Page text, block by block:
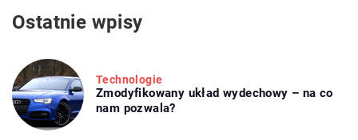
Ostatnie wpisy
Technologie
Zmodyfikowany układ wydechowy – na co
nam pozwala?